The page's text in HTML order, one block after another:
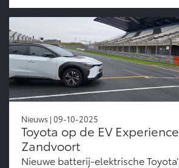
Nieuws | 09-10-2025
Toyota op de EV
Zandvoort
Nieuwe batterij-elektrische